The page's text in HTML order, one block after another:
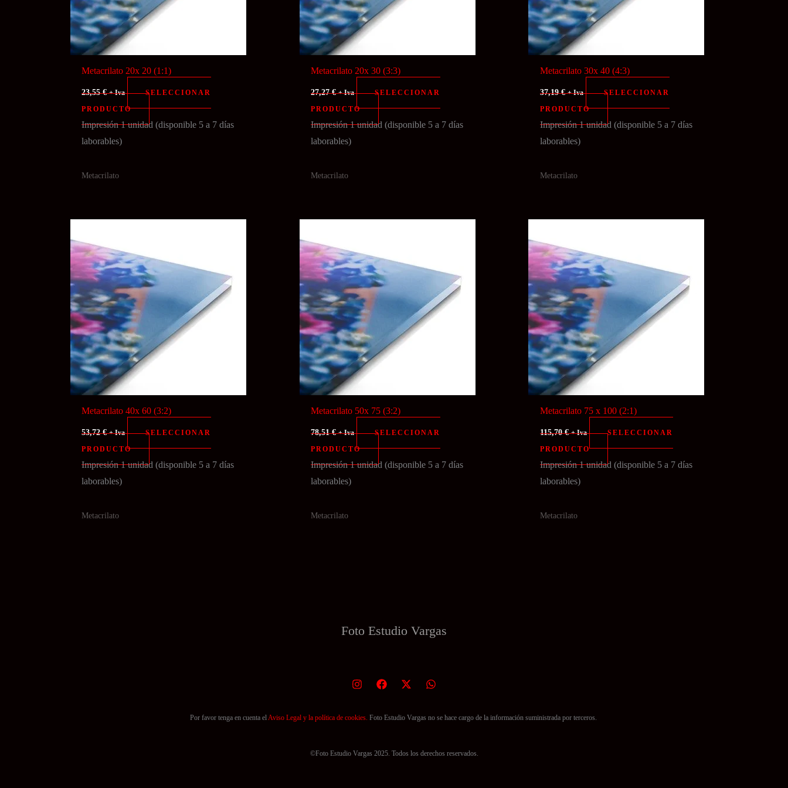
Metacrilato 20x 20 (1:1)
23,55€ + Iva
SELECCIONAR
PRODUCTO
Impresión 1 unidad (disponible 5 a 7 días
laborables)
Metacrilato
Metacrilato 20x 30 (3:3)
27,27€ + Iva
SELECCIONAR
PRODUCTO
Impresión 1 unidad (disponible 5 a 7 días
laborables)
Metacrilato
Metacrilato 30x 40 (4:3)
37,19€ + Iva
SELECCIONAR
PRODUCTO
Impresión 1 unidad (disponible 5 a 7 días
laborables)
Metacrilato
Metacrilato 40x 60 (3:2)
53,72€ + Iva
SELECCIONAR
PRODUCTO
Impresión 1 unidad (disponible 5 a 7 días
laborables)
Metacrilato
Metacrilato 50x 75 (3:2)
78,51€ + Iva
SELECCIONAR
PRODUCTO
Impresión 1 unidad (disponible 5 a 7 días
laborables)
Metacrilato
Metacrilato 75 x 100 (2:1)
115,70€ + Iva
SELECCIONAR
PRODUCTO
Impresión 1 unidad (disponible 5 a 7 días
laborables)
Metacrilato
Foto Estudio Vargas
Por favor tenga en cuenta elAviso Legal y la política de cookies. Foto Estudio Vargas no se hace cargo de la información suministrada por terceros.
©Foto Estudio Vargas 2025. Todos los derechos reservados.